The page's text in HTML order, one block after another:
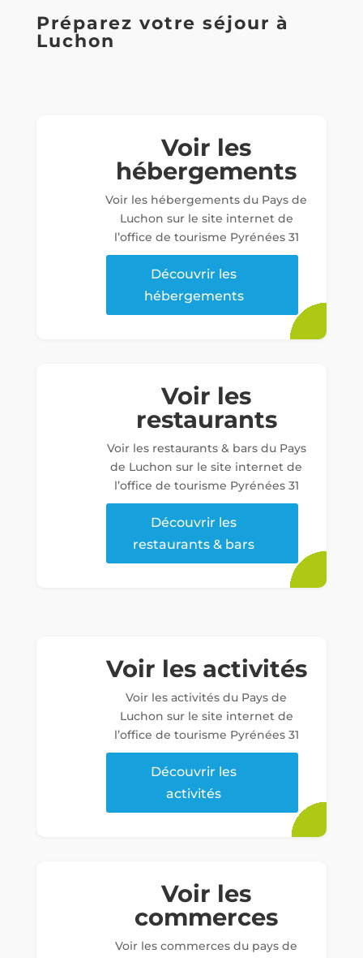
Préparez votre séjour à
Luchon
Voir les
hébergements
Voir les hébergements du Pays de
Luchon sur le site internet de
l’office de tourisme Pyrénées 31
Découvrir les
hébergements
Voir les
restaurants
Voir les restaurants & bars du Pays
de Luchon sur le site internet de
l’office de tourisme Pyrénées 31
Découvrir les
restaurants & bars
Voir les activités
Voir les activités du Pays de
Luchon sur le site internet de
l’office de tourisme Pyrénées 31
Découvrir les
activités
Voir les
commerces
Voir les commerces du pays de